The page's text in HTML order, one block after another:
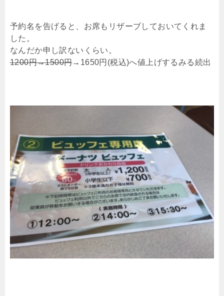
予約名を告げると、お席もリザーブしておいてくれま
した。
なんだか申し訳ないくらい。
1200円→1500円→1650円(税込)へ値上げするみる続出